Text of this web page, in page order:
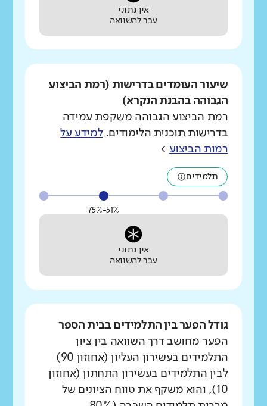
אין נתוני
עבר להשוואה
שיעור העומדים בדרישות (רמת הביצוע
הגבוהה בהבנת הנקרא)
רמת הביצוע הגבוהה משקפת עמידה
בדרישות תוכנית הלימודים.למידע על
רמות הביצוע >
תלמידים
51%-75%
אין נתוני
עבר להשוואה
גודל הפער בין התלמידים בבית הספר
הפער מחושב דרך השוואה בין ציון
התלמידים בעשירון העליון (אחוזון 90)
לבין התלמידים בעשירון התחתון (אחוזון
10), והוא משקף את טווח הציונים של